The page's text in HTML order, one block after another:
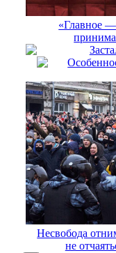
«Главное —
Несвобода
не